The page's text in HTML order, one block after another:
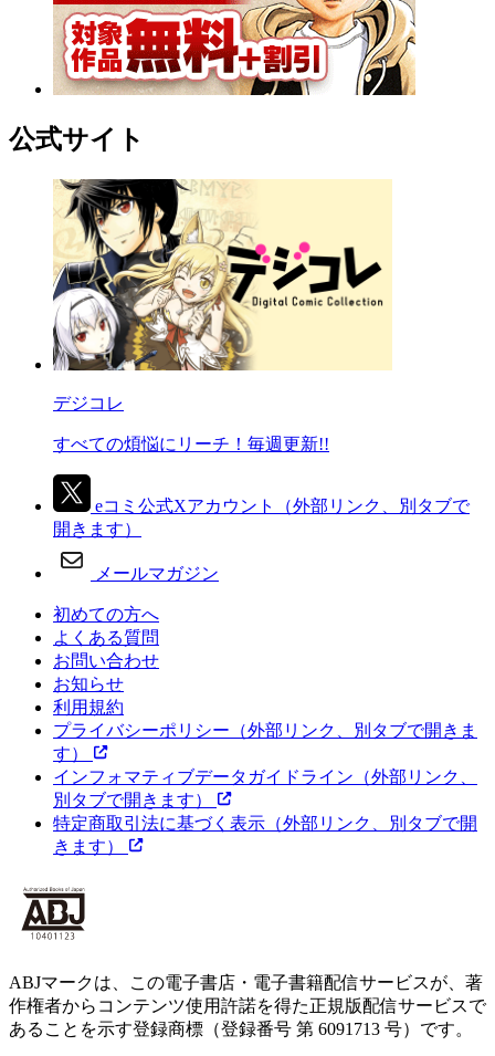
公式サイト
デジコレ
すべての煩悩にリーチ！毎週更新!!
eコミ公式Xアカウント
（外部リンク、別タブで
開きます）
メールマガジン
初めての方へ
よくある質問
お問い合わせ
お知らせ
利用規約
プライバシーポリシー （外部リンク、別タブで開きま
す）
インフォマティブデータガイドライン （外部リンク、
別タブで開きます）
特定商取引法に基づく表示 （外部リンク、別タブで開
きます）
ABJマークは、この電子書店・電子書籍配信サービスが、著
作権者からコンテンツ使用許諾を得た正規版配信サービスで
あることを示す登録商標（登録番号 第 6091713 号）です。